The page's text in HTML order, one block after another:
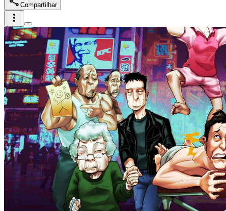
Compartilhar